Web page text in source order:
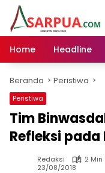
Langsung
konten
Home
Headline
Beranda Peristiwa
Peristiwa
Tim
Refleksi
Redaksi
2 Min
23/08/2018